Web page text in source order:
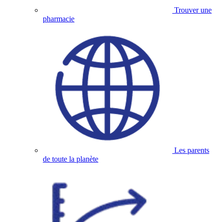
Trouver une
pharmacie
Les parents
de toute la planète